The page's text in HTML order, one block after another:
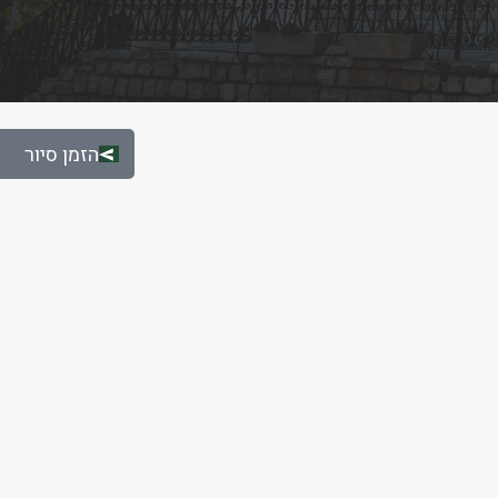
הזמן סיור